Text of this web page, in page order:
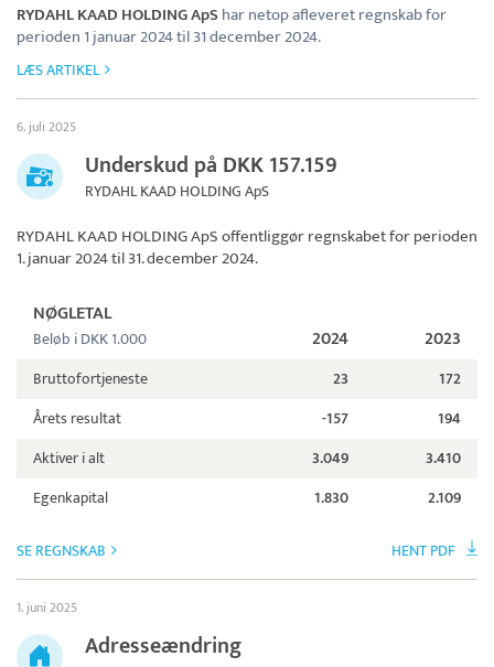
RYDAHL KAAD HOLDING ApShar netop afleveret regnskab for
perioden 1 januar 2024 til 31 december 2024.
LÆS ARTIKEL
6. juli 2025
Underskud på DKK 157.159
RYDAHL KAAD HOLDING ApS
RYDAHL KAAD HOLDING ApSoffentliggør regnskabet for perioden
1. januar 2024 til 31. december 2024.
NØGLETAL
Beløb i DKK 1.000 2024 2023
Bruttofortjeneste 23
172
Årets resultat
-157
194
Aktiver i alt
3.049
3.410
Egenkapital
1.830 2.109
SE REGNSKAB HENT PDF
1. juni 2025
Adresseændring